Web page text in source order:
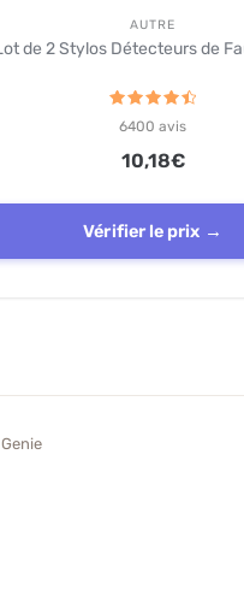
AUTRE
de 2 Stylos Détecteurs de
Note
4.6
6400 avis
10,18€
Vérifier le prix →